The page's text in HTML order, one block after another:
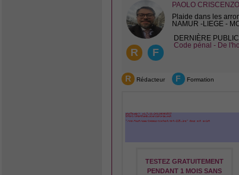
R F
PAOLO
Plaide dans les
NAMUR -LIEGE -
DERNIÈRE
Code pénal - De
R Rédacteur F Formation
TESTEZ GRATUITEMENT
PENDANT 1 MOIS SANS